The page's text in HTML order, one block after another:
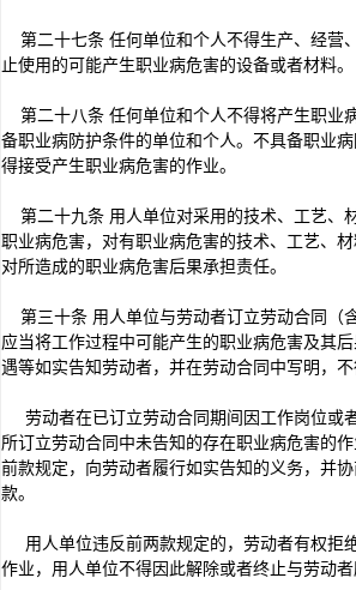
第二十七条 任何单位和个人不得生产、经营
止使用的可能产生职业病危害的设备或者材料。
第二十八条 任何单位和个人不得将产生职业
备职业病防护条件的单位和个人。不具备职业
得接受产生职业病危害的作业。
第二十九条 用人单位对采用的技术、工艺、
职业病危害，对有职业病危害的技术、工艺、
对所造成的职业病危害后果承担责任。
第三十条 用人单位与劳动者订立劳动合同（
应当将工作过程中可能产生的职业病危害及其
遇等如实告知劳动者，并在劳动合同中写明，不
劳动者在已订立劳动合同期间因工作岗位或
所订立劳动合同中未告知的存在职业病危害的
前款规定，向劳动者履行如实告知的义务，并
款。
用人单位违反前两款规定的，劳动者有权拒
作业，用人单位不得因此解除或者终止与劳动者